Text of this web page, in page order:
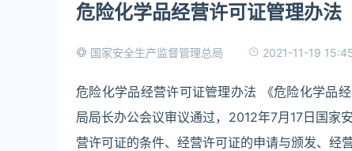
危险化学品经营许可证管理办法
国家安全生产监督管理总局 2021-11-19
危险化学品经营许可证管理办法 《危险化学品
局局长办公会议审议通过，2012年7月17日国家
营许可证的条件、经营许可证的申请与颁发、